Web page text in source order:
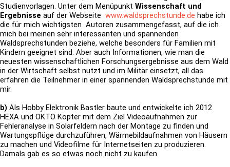
Studienvorlagen. Unter dem Menüpunkt Wissenschaft und
Ergebnisse auf der Webseite www.waldsprechstunde.de habe ich
die für mich wichtigsten Autoren zusammengefasst, auf die ich
mich bei meinen sehr interessanten und spannenden
Waldsprechstunden beziehe, welche besonders für Familien mit
Kindern geeignet sind. Aber auch Informationen, wie man die
neuesten wissenschaftlichen Forschungsergebnisse aus dem Wald
in der Wirtschaft selbst nutzt und im Militär einsetzt, all das
erfahren die Teilnehmer in einer spannenden Waldsprechstunde mit
mir.
b) Als Hobby Elektronik Bastler baute und entwickelte ich 2012
HEXA und OKTO Kopter mit dem Ziel Videoaufnahmen zur
Fehleranalyse in Solarfeldern nach der Montage zu finden und
Wartungspflüge durchzuführen, Wärmebildaufnahmen von Häusern
zu machen und Videofilme für Internetseiten zu produzieren.
Damals gab es so etwas noch nicht zu kaufen.